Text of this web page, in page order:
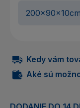
Kedy vám
Aké sú